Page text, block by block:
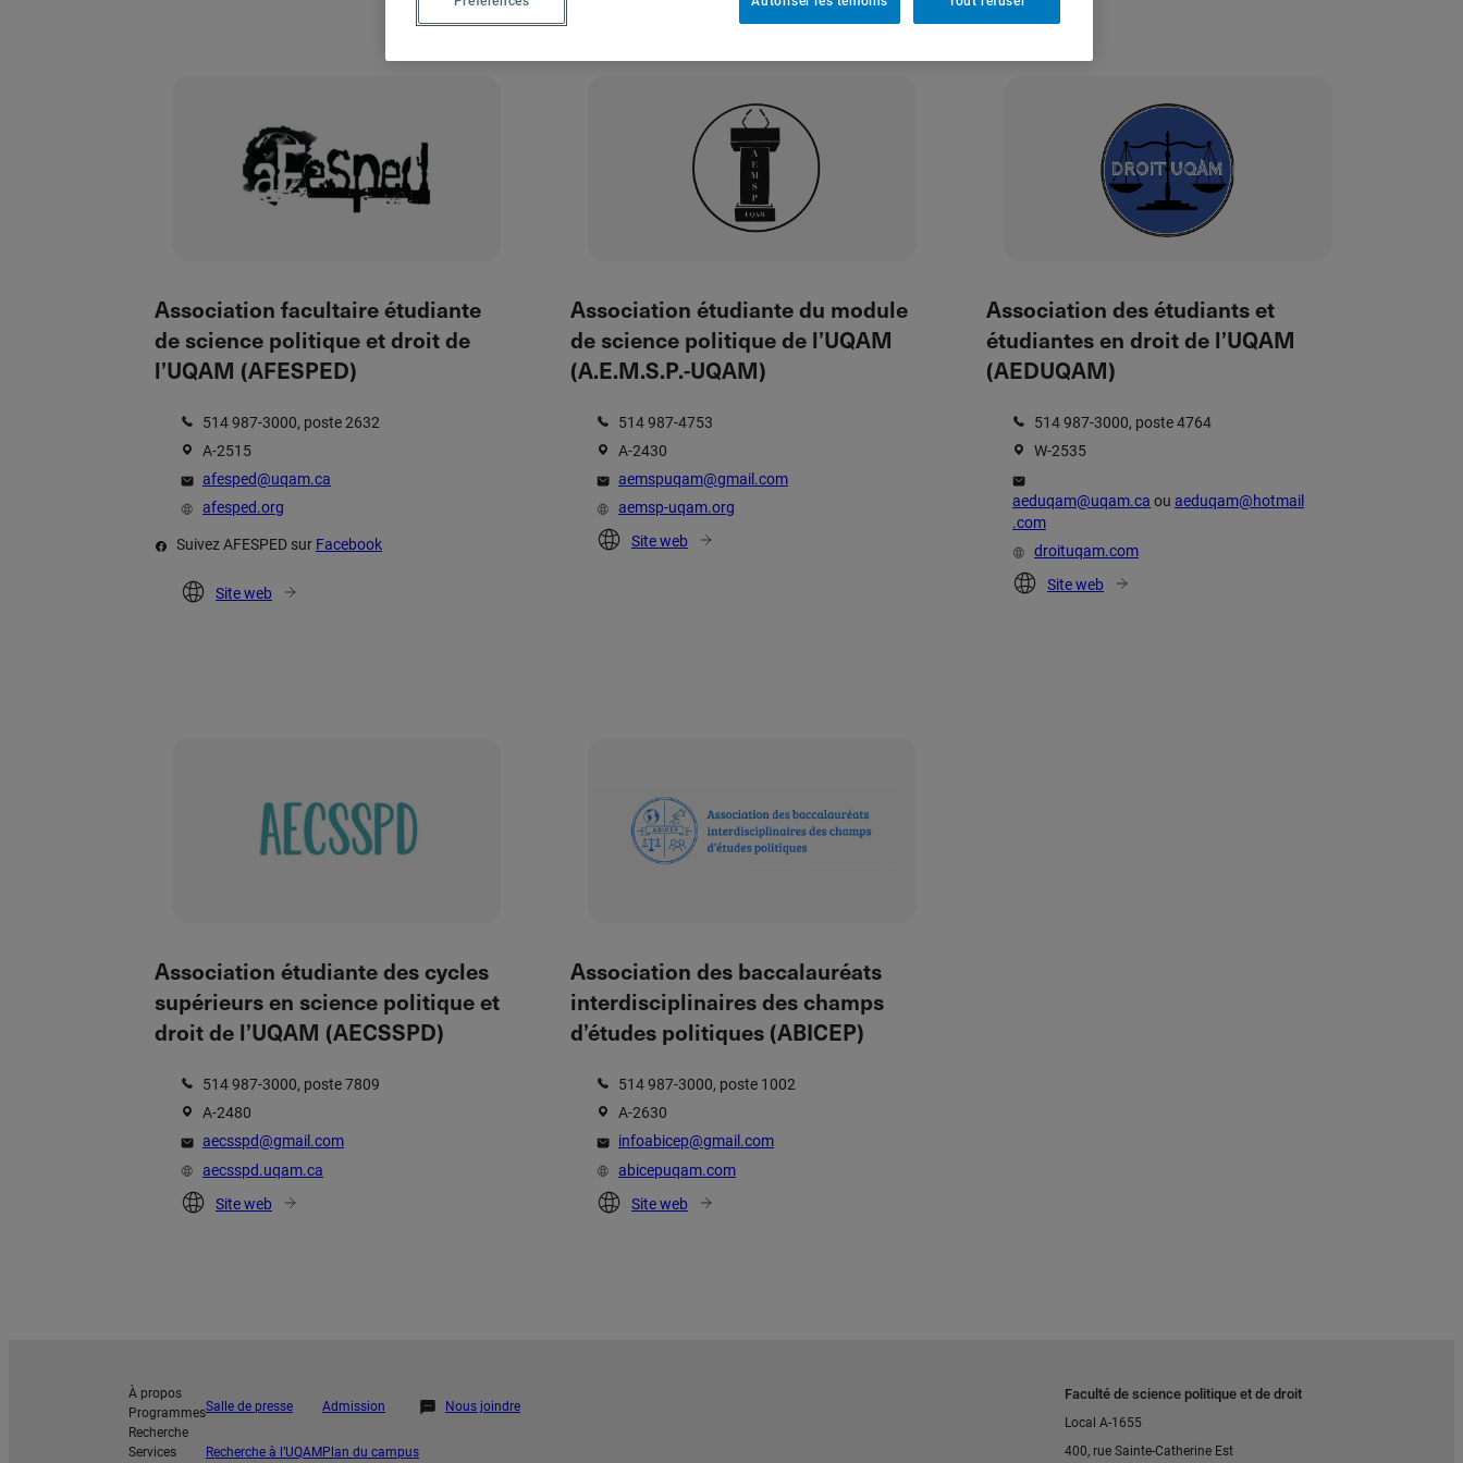
Association facultaire étudiante
de science politique et droit de
l’UQAM (AFESPED)
514 987-3000, poste 2632
A-2515
afesped@uqam.ca
afesped.org
Suivez AFESPED sur Facebook
Site web
Association étudiante du module
de science politique de l’UQAM
(A.E.M.S.P.-UQAM)
514 987-4753
A-2430
aemspuqam@gmail.com
aemsp-uqam.org
Site web
Association des étudiants et
étudiantes en droit de l’UQAM
(AEDUQAM)
514 987-3000, poste 4764
W-2535
aeduqam@uqam.ca ou aeduqam@hotmail
.com
droituqam.com
Site web
Association étudiante des cycles
supérieurs en science politique et
droit de l’UQAM (AECSSPD)
514 987-3000, poste 7809
A-2480
aecsspd@gmail.com
aecsspd.uqam.ca
Site web
Association des baccalauréats
interdisciplinaires des champs
d’études politiques (ABICEP)
514 987-3000, poste 1002
A-2630
infoabicep@gmail.com
abicepuqam.com
Site web
À propos
Programmes
Recherche
Services
Salle de presse
Recherche à l’UQAM
Admission
Plan du campus
Nous joindre
Faculté de science politique et de droit
Local A-1655
400, rue Sainte-Catherine Est